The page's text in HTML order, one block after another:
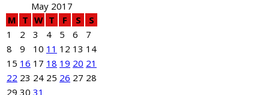
May 2017
M T W T F S
S
1
2 3 4 5 6
7
8
9 10 11 12 13 14
15 16 17 18 19 20 21
22 23 24 25 26 27 28
29 30 31